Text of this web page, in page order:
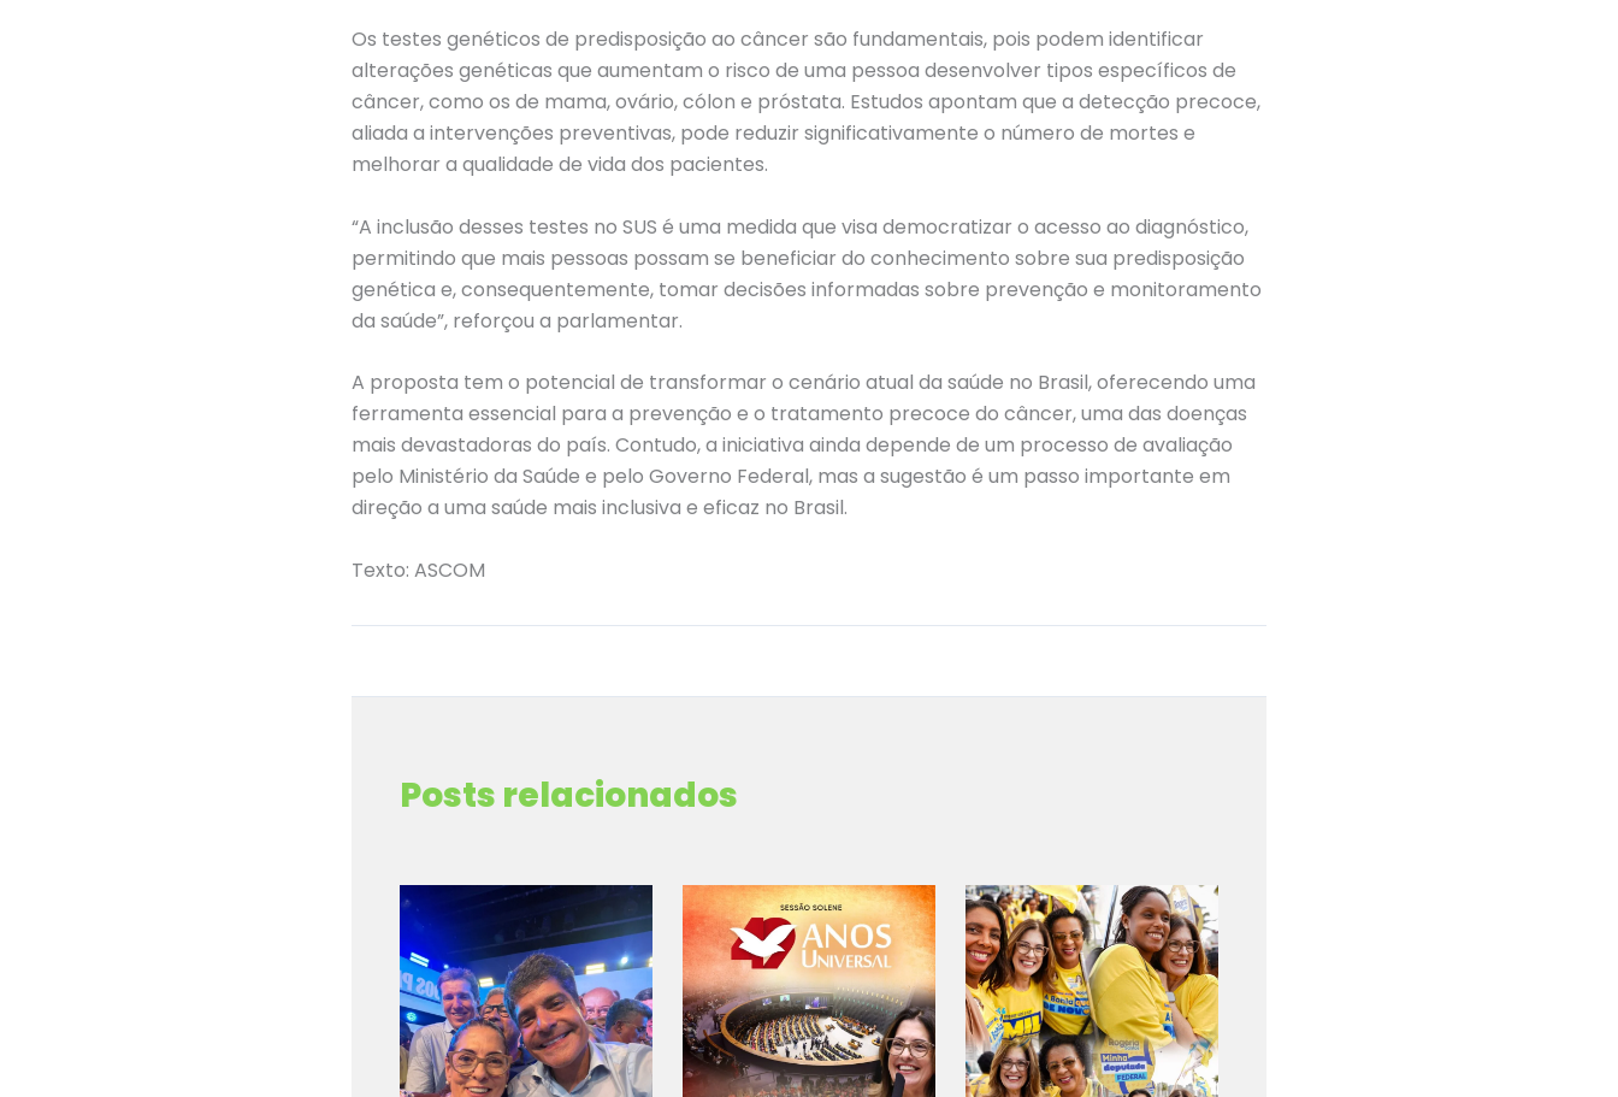
Os testes genéticos de predisposição ao câncer são fundamentais, pois podem identificar
alterações genéticas que aumentam o risco de uma pessoa desenvolver tipos específicos de
câncer, como os de mama, ovário, cólon e próstata. Estudos apontam que a detecção precoce,
aliada a intervenções preventivas, pode reduzir significativamente o número de mortes e
melhorar a qualidade de vida dos pacientes.
“A inclusão desses testes no SUS é uma medida que visa democratizar o acesso ao diagnóstico,
permitindo que mais pessoas possam se beneficiar do conhecimento sobre sua predisposição
genética e, consequentemente, tomar decisões informadas sobre prevenção e monitoramento
da saúde”, reforçou a parlamentar.
A proposta tem o potencial de transformar o cenário atual da saúde no Brasil, oferecendo uma
ferramenta essencial para a prevenção e o tratamento precoce do câncer, uma das doenças
mais devastadoras do país. Contudo, a iniciativa ainda depende de um processo de avaliação
pelo Ministério da Saúde e pelo Governo Federal, mas a sugestão é um passo importante em
direção a uma saúde mais inclusiva e eficaz no Brasil.
Texto: ASCOM
Posts relacionados